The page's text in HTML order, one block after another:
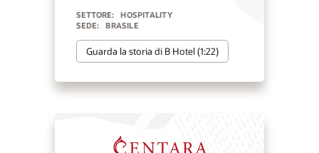
SETTORE:
HOSPITALITY
SEDE:
BRASILE
Guarda la storia di B Hotel (1:22)